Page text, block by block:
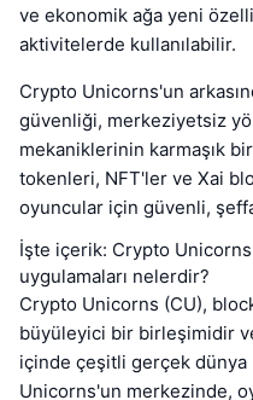
ve ekonomik ağa yeni
aktivitelerde kullanılabilir.
Crypto Unicorns'un
güvenliği, merkeziyetsiz
mekaniklerinin karmaşık
tokenleri, NFT'ler ve Xai
oyuncular için güvenli,
İşte içerik: Crypto
uygulamaları nelerdir?
Crypto Unicorns (CU),
büyüleyici bir birleşimidir
içinde çeşitli gerçek dünya
Unicorns'un merkezinde,